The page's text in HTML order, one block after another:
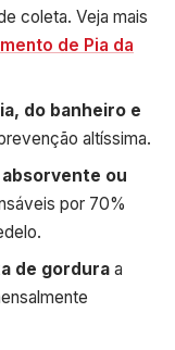
coleta. Veja mais
de Pia da
do banheiro e
altíssima.
ou
por 70%
de gordura a